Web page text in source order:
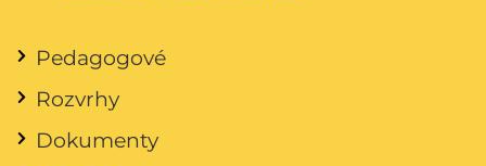
Pedagogové
Rozvrhy
Dokumenty